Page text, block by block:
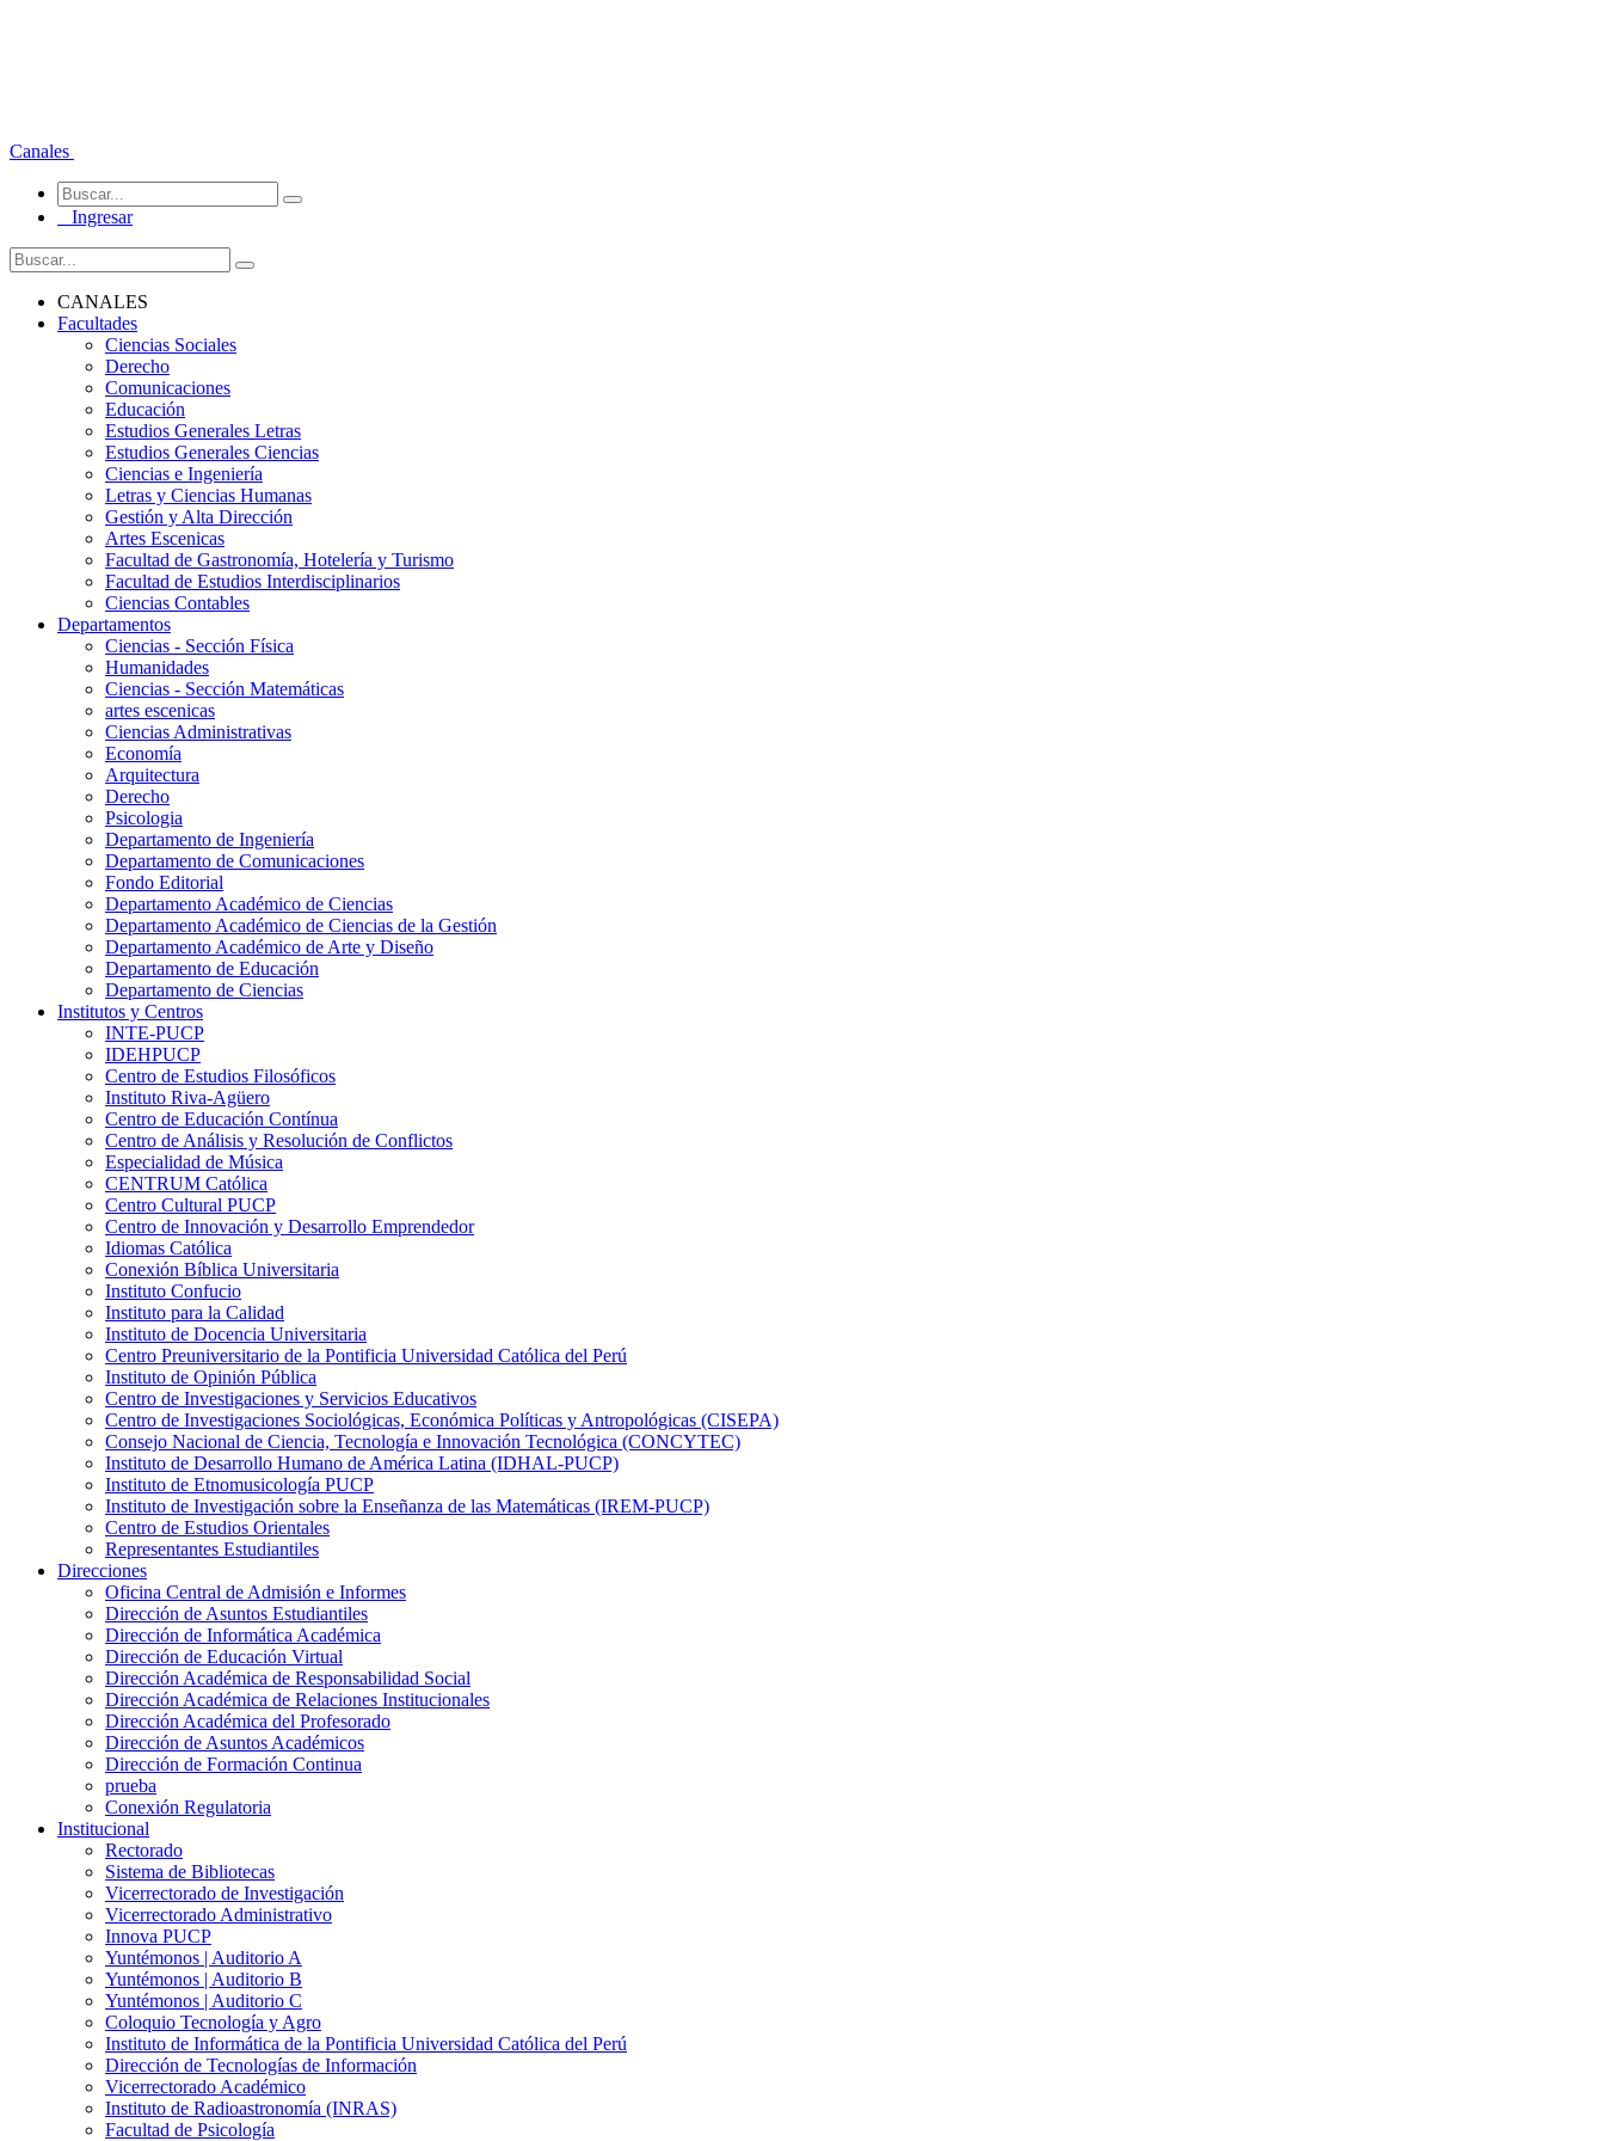
Canales
Ingresar
CANALES
Facultades
Ciencias Sociales
Derecho
Comunicaciones
Educación
Estudios Generales Letras
Estudios Generales Ciencias
Ciencias e Ingeniería
Letras y Ciencias Humanas
Gestión y Alta Dirección
Artes Escenicas
Facultad de Gastronomía, Hotelería y Turismo
Facultad de Estudios Interdisciplinarios
Ciencias Contables
Departamentos
Ciencias - Sección Física
Humanidades
Ciencias - Sección Matemáticas
artes escenicas
Ciencias Administrativas
Economía
Arquitectura
Derecho
Psicologia
Departamento de Ingeniería
Departamento de Comunicaciones
Fondo Editorial
Departamento Académico de Ciencias
Departamento Académico de Ciencias de la Gestión
Departamento Académico de Arte y Diseño
Departamento de Educación
Departamento de Ciencias
Institutos y Centros
INTE-PUCP
IDEHPUCP
Centro de Estudios Filosóficos
Instituto Riva-Agüero
Centro de Educación Contínua
Centro de Análisis y Resolución de Conflictos
Especialidad de Música
CENTRUM Católica
Centro Cultural PUCP
Centro de Innovación y Desarrollo Emprendedor
Idiomas Católica
Conexión Bíblica Universitaria
Instituto Confucio
Instituto para la Calidad
Instituto de Docencia Universitaria
Centro Preuniversitario de la Pontificia Universidad Católica del Perú
Instituto de Opinión Pública
Centro de Investigaciones y Servicios Educativos
Centro de Investigaciones Sociológicas, Económica Políticas y Antropológicas (CISEPA)
Consejo Nacional de Ciencia, Tecnología e Innovación Tecnológica (CONCYTEC)
Instituto de Desarrollo Humano de América Latina (IDHAL-PUCP)
Instituto de Etnomusicología PUCP
Instituto de Investigación sobre la Enseñanza de las Matemáticas (IREM-PUCP)
Centro de Estudios Orientales
Representantes Estudiantiles
Direcciones
Oficina Central de Admisión e Informes
Dirección de Asuntos Estudiantiles
Dirección de Informática Académica
Dirección de Educación Virtual
Dirección Académica de Responsabilidad Social
Dirección Académica de Relaciones Institucionales
Dirección Académica del Profesorado
Dirección de Asuntos Académicos
Dirección de Formación Continua
prueba
Conexión Regulatoria
Institucional
Rectorado
Sistema de Bibliotecas
Vicerrectorado de Investigación
Vicerrectorado Administrativo
Innova PUCP
Yuntémonos | Auditorio A
Yuntémonos | Auditorio B
Yuntémonos | Auditorio C
Coloquio Tecnología y Agro
Instituto de Informática de la Pontificia Universidad Católica del Perú
Dirección de Tecnologías de Información
Vicerrectorado Académico
Instituto de Radioastronomía (INRAS)
Facultad de Psicología